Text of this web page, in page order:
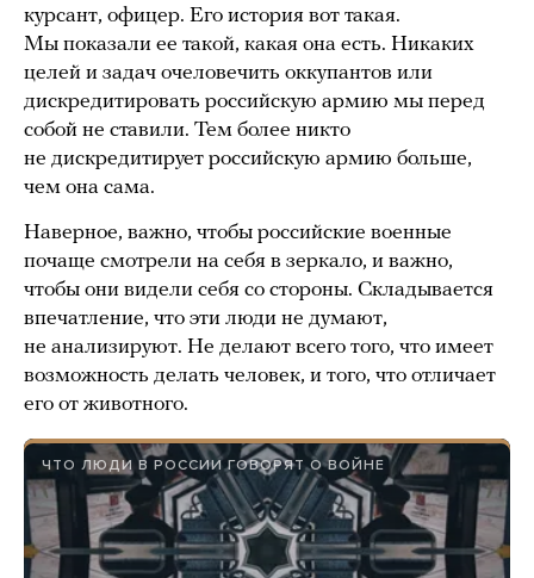
курсант, офицер. Его история вот такая.
Мы показали ее такой, какая она есть. Никаких
целей и задач очеловечить оккупантов или
дискредитировать российскую армию мы перед
собой не ставили. Тем более никто
не дискредитирует российскую армию больше,
чем она сама.
Наверное, важно, чтобы российские военные
почаще смотрели на себя в зеркало, и важно,
чтобы они видели себя со стороны. Складывается
впечатление, что эти люди не думают,
не анализируют. Не делают всего того, что имеет
возможность делать человек, и того, что отличает
его от животного.
ЧТО ЛЮДИ В РОССИИ ГОВОРЯТ О ВОЙНЕ